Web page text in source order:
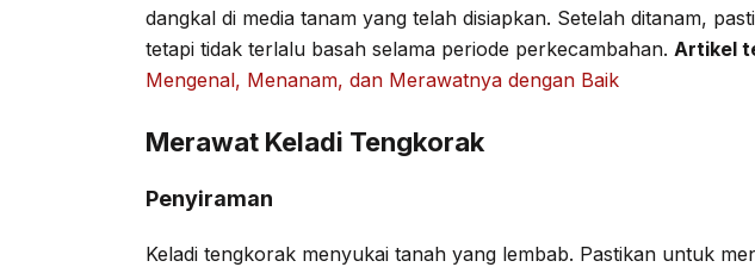
dangkal di media tanam yang telah disiapkan. Setelah ditanam,
tetapi tidak terlalu basah selama periode perkecambahan. Artikel
Mengenal, Menanam, dan Merawatnya dengan Baik
Merawat Keladi Tengkorak
Penyiraman
Keladi tengkorak menyukai tanah yang lembab. Pastikan untuk